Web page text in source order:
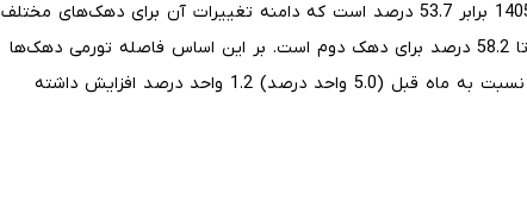
نرخ تورم سالانه کشور در فروردین ماه 1405 برابر 53.7 درصد است که دامنه تغییرات آن برای دهک‌های مختلف
هزینه‌ای از 52.0 درصد برای دهک­­ دهم، تا 58.2 درصد برای دهک دوم است. بر این اساس فاصله تورمی دهک‌ها
در این ماه به 6.2 واحد درصد رسید که نسبت به ماه قبل (5.0 واحد درصد) 1.2 واحد درصد افزایش داشته